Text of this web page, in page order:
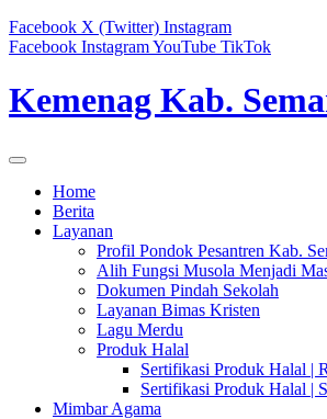
Facebook X (Twitter) Instagram
Facebook InstagramYouTube TikTok
Kemenag Kab.
Home
Berita
Layanan
Profil Pondok Pesantren Kab.
Alih Fungsi Musola Menjadi
Dokumen Pindah Sekolah
Layanan Bimas Kristen
Lagu Merdu
Produk Halal
Sertifikasi Produk Halal |
Sertifikasi Produk Halal |
Mimbar Agama